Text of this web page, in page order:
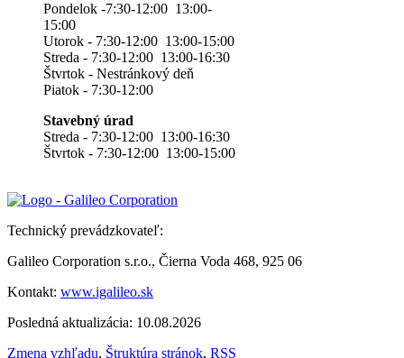
Pondelok -7:30-12:00 13:00-
15:00
Utorok - 7:30-12:00 13:00-15:00
Streda - 7:30-12:00 13:00-16:30
Štvrtok - Nestránkový deň
Piatok - 7:30-12:00
Stavebný úrad
Streda - 7:30-12:00 13:00-16:30
Štvrtok - 7:30-12:00 13:00-15:00
Technický prevádzkovateľ:
Galileo Corporation s.r.o., Čierna Voda 468, 925 06
Kontakt: www.igalileo.sk
Posledná aktualizácia: 10.08.2026
Zmena vzhľadu, Štruktúra stránok, RSS